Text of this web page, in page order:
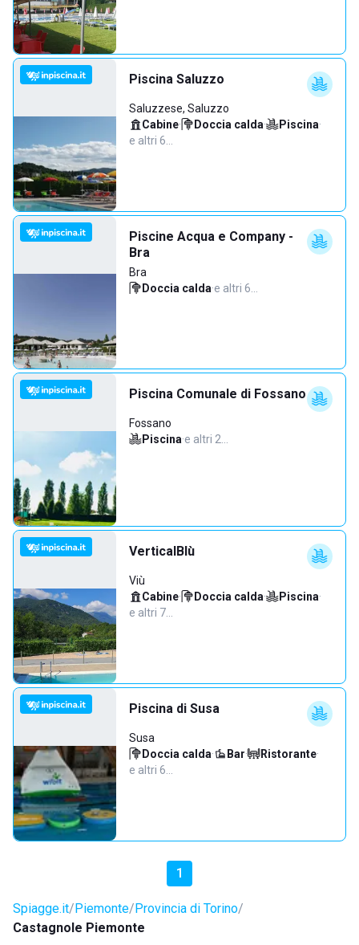
Piscina Saluzzo
Saluzzese, Saluzzo
Cabine· Doccia calda· Piscina·
e altri 6…
Piscine Acqua e Company -
Bra
Bra
Doccia calda·e altri 6…
Piscina Comunale di Fossano
Fossano
Piscina·e altri 2…
VerticalBlù
Viù
Cabine· Doccia calda· Piscina·
e altri 7…
Piscina di Susa
Susa
Doccia calda· Bar· Ristorante·
e altri 6…
1
Spiagge.it Piemonte Provincia di Torino
Castagnole Piemonte